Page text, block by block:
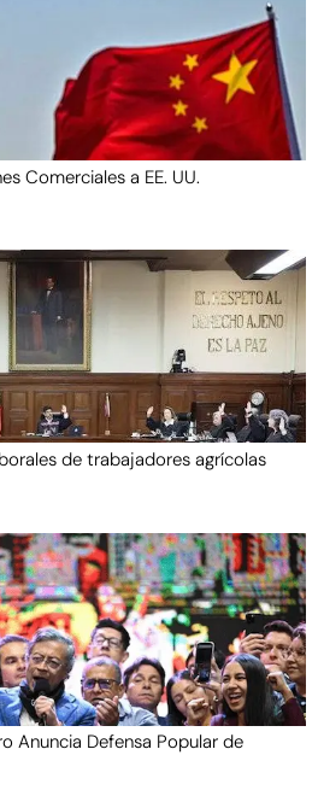
Comerciales a EE. UU.
de trabajadores agrícolas
Anuncia Defensa Popular de